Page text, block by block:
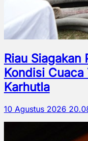
Riau Siagakan
Kondisi
Karhutla
10 Agustus 2026